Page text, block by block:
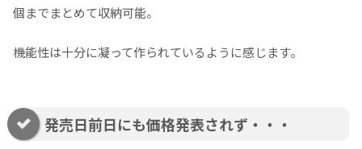
個までまとめて収納可能。
機能性は十分に凝って作られているように感じます。
発売日前日にも価格発表されず・・・